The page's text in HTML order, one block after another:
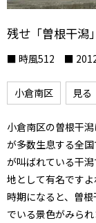
残せ「曽根干潟」
■ 時風512 ■
小倉南区 見る
小倉南区の曽根干
が多数生息する全
が叫ばれている干
地として有名ですよ
時期になると、曽
でいる景色がみられ